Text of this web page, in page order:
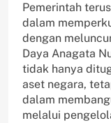
Pemerintah
dalam
dengan
Daya Anagata
tidak hanya
aset negara,
dalam
melalui